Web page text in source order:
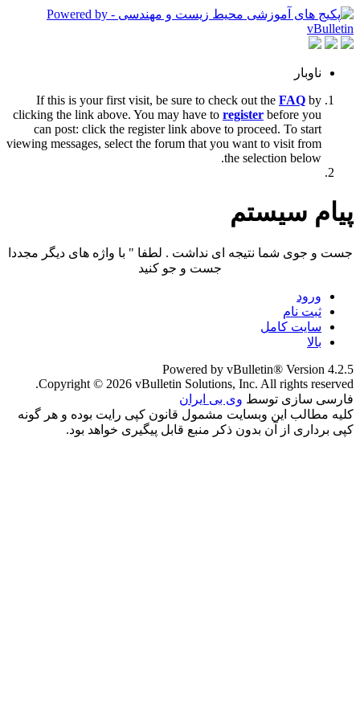
ناوبار
If this is your first visit, be sure to check out the FAQ by
clicking the link above. You may have to register before you
can post: click the register link above to proceed. To start
viewing messages, select the forum that you want to visit from
the selection below.
پیام سیستم
جست و جوی شما نتیجه ای نداشت . لطفا " با واژه های دیگر مجددا
جست و جو کنید
ورود
ثبت نام
سایت کامل
بالا
Powered by vBulletin® Version 4.2.5
Copyright © 2026 vBulletin Solutions, Inc. All rights reserved.
فارسی سازی توسط وی بی ایران
کلیه مطالب این وبسایت مشمول قانون کپی رایت بوده و هر گونه
کپی برداری از آن بدون ذکر منبع قابل پیگیری خواهد بود.